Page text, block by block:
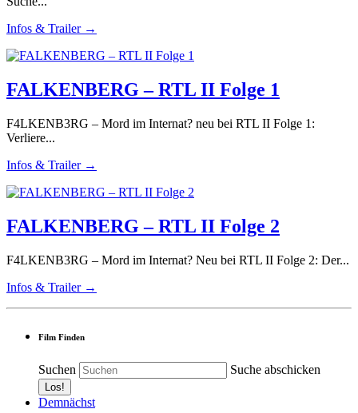
Infos & Trailer →
FALKENBERG – RTL II Folge 1
F4LKENB3RG – Mord im Internat? neu bei RTL II Folge 1:
Verliere...
Infos & Trailer →
FALKENBERG – RTL II Folge 2
F4LKENB3RG – Mord im Internat? Neu bei RTL II Folge 2: Der...
Infos & Trailer →
Film Finden
Suchen Suche abschicken
Demnächst